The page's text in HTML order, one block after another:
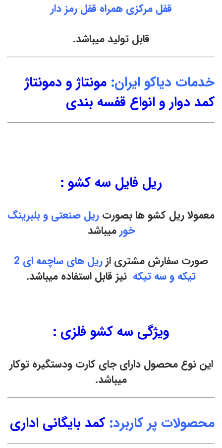
قفل مرکزی همراه قفل رمز دار
قابل تولید میباشد.
خدمات دیاکو ایران: مونتاژ و دمونتاژ
کمد دوار و انواع قفسه بندی
ریل فایل سه کشو :
معمولا ریل کشو ها بصورت ریل صنعتی و بلبرینگ
خورمیباشد
صورت سفارش مشتری از
ریل های ساچمه ای 2
تیکه و سه تیکه نیز قابل استفاده میباشد.
ویژگی سه کشو فلزی :
این نوع محصول دارای جای کارت ودستگیره توکار
میباشد.
محصولات پر کاربرد: کمد بایگانی اداری